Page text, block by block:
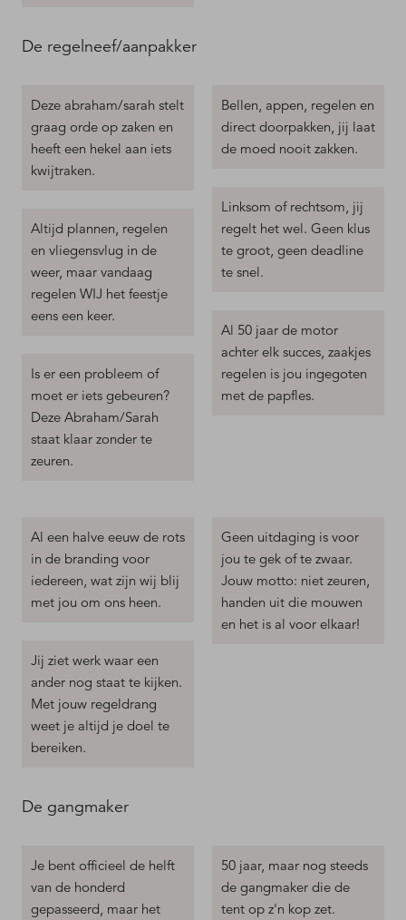
De regelneef/aanpakker
Deze abraham/sarah stelt
graag orde op zaken en
heeft een hekel aan iets
kwijtraken.
Altijd plannen, regelen
en vliegensvlug in de
weer, maar vandaag
regelen WIJ het feestje
eens een keer.
Is er een probleem of
moet er iets gebeuren?
Deze Abraham/Sarah
staat klaar zonder te
zeuren.
Bellen, appen, regelen en
direct doorpakken, jij laat
de moed nooit zakken.
Linksom of rechtsom, jij
regelt het wel. Geen klus
te groot, geen deadline
te snel.
Al 50 jaar de motor
achter elk succes, zaakjes
regelen is jou ingegoten
met de papfles.
Al een halve eeuw de rots
in de branding voor
iedereen, wat zijn wij blij
met jou om ons heen.
Jij ziet werk waar een
ander nog staat te kijken.
Met jouw regeldrang
weet je altijd je doel te
bereiken.
Geen uitdaging is voor
jou te gek of te zwaar.
Jouw motto: niet zeuren,
handen uit die mouwen
en het is al voor elkaar!
De gangmaker
Je bent officieel de helft
van de honderd
gepasseerd, maar het
50 jaar, maar nog steeds
de gangmaker die de
tent op z'n kop zet.